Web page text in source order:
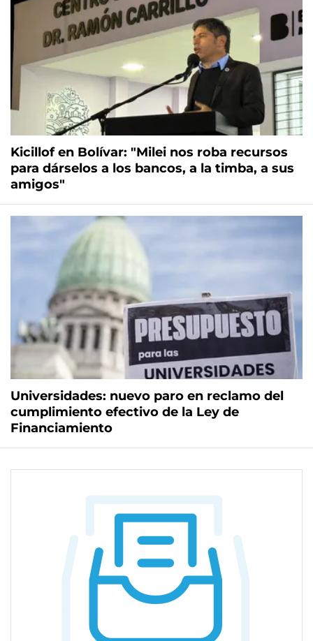
Kicillof en Bolívar: "Milei nos roba recursos
para dárselos a los bancos, a la timba, a sus
amigos"
Universidades: nuevo paro en reclamo del
cumplimiento efectivo de la Ley de
Financiamiento